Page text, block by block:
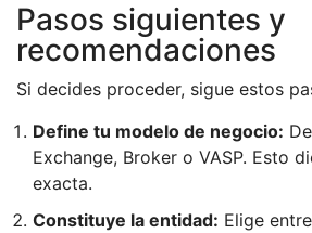
Pasos siguientes y
recomendaciones
Si decides proceder, sigue estos
Define tu modelo de negocio:
Exchange, Broker o VASP. Esto
exacta.
Constituye la entidad: Elige